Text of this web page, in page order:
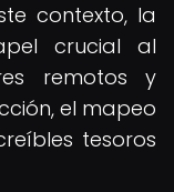
contexto, la
crucial al
remotos y
el mapeo
tesoros